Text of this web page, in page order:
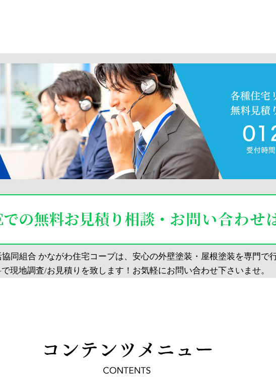
同組合 かながわ住宅コープは、安心の外壁塗装・屋根塗装を専門で
現地調査/お見積りを致します！お気軽にお問い合わせ下さいませ。